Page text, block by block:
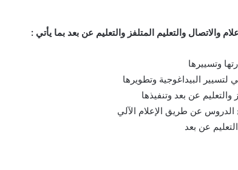
والاتصال والتعليم المتلفز والتعليم عن بعد بما يأتي :
وتسييرها
لتسيير البيداغوجية وتطويرها
والتعليم عن بعد وتنفيذها
الدروس عن طريق الإعلام الآلي
عن بعد